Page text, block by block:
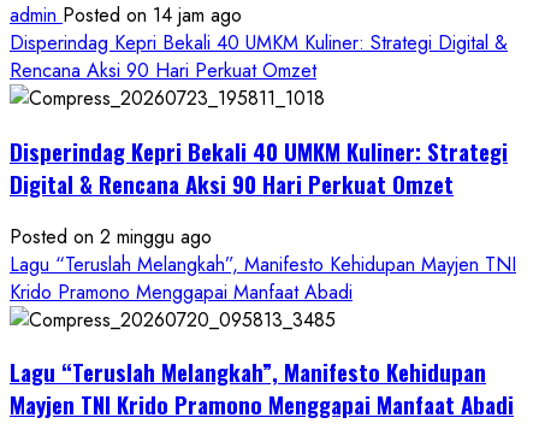
admin Posted on 14 jam ago
Disperindag Kepri Bekali 40 UMKM Kuliner: Strategi Digital &
Rencana Aksi 90 Hari Perkuat Omzet
Disperindag Kepri Bekali 40 UMKM Kuliner: Strategi
Digital & Rencana Aksi 90 Hari Perkuat Omzet
Posted on 2 minggu ago
Lagu “Teruslah Melangkah”, Manifesto Kehidupan Mayjen TNI
Krido Pramono Menggapai Manfaat Abadi
Lagu “Teruslah Melangkah”, Manifesto Kehidupan
Mayjen TNI Krido Pramono Menggapai Manfaat Abadi